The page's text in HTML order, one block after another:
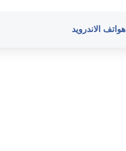
هواتف الاندرويد